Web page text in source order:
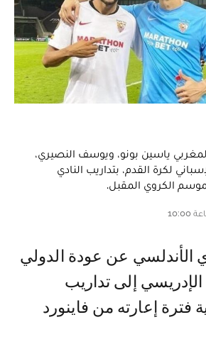
ياسين بونو، ويوسف النصيري،
لكرة القدم، بتداريب النادي
الكروي المقبل.
إلى تداريب
فترة إعارته من فاينورد